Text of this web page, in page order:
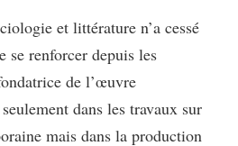
et littérature n’a cessé
se renforcer depuis les
de l’œuvre
dans les travaux sur
mais dans la production